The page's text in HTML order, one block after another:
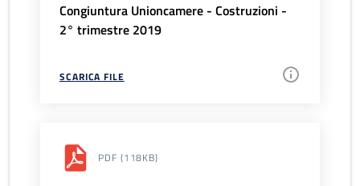
Congiuntura Unioncamere - Costruzioni -
2° trimestre 2019
SCARICA FILE
PDF (118KB)